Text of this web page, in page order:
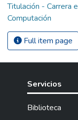
Titulación - Carrera
Computación
Full item page
Servicios
Biblioteca